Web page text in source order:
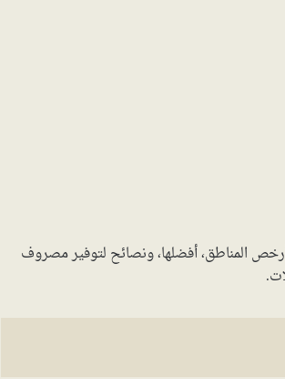
العيوب والسلبيات، أرخص المناطق، أفضلها، ونصائح لتوفير مصروف